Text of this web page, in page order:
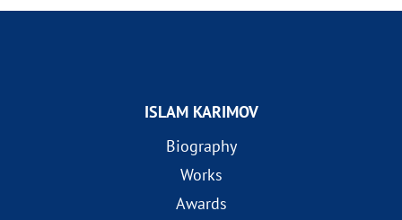
ISLAM KARIMOV
Biography
Works
Awards